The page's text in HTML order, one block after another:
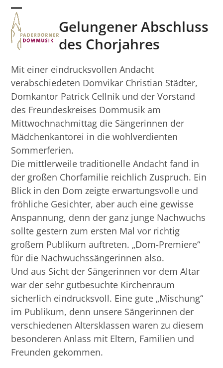
Skip
content
Open
mobile
menu
Close
mobile
menu
Gelungener Abschluss
des Chorjahres
Mit einer eindrucksvollen Andacht
verabschiedeten Domvikar Christian Städter,
Domkantor Patrick Cellnik und der Vorstand
des Freundeskreises Dommusik am
Mittwochnachmittag die Sängerinnen der
Mädchenkantorei in die wohlverdienten
Sommerferien.
Die mittlerweile traditionelle Andacht fand in
der großen Chorfamilie reichlich Zuspruch. Ein
Blick in den Dom zeigte erwartungsvolle und
fröhliche Gesichter, aber auch eine gewisse
Anspannung, denn der ganz junge Nachwuchs
sollte gestern zum ersten Mal vor richtig
großem Publikum auftreten. „Dom-Premiere“
für die Nachwuchssängerinnen also.
Und aus Sicht der Sängerinnen vor dem Altar
war der sehr gutbesuchte Kirchenraum
sicherlich eindrucksvoll. Eine gute „Mischung“
im Publikum, denn unsere Sängerinnen der
verschiedenen Altersklassen waren zu diesem
besonderen Anlass mit Eltern, Familien und
Freunden gekommen.